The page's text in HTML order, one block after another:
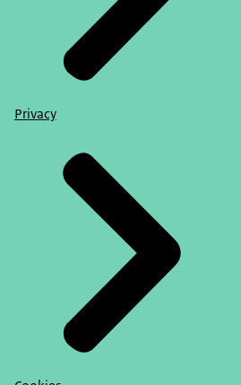
Privacy